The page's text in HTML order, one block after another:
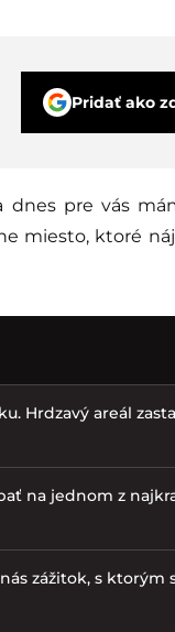
Pridať ako
dnes pre vás
miesto, ktoré
Hrdzavý areál
na jednom z
zážitok, s ktorým